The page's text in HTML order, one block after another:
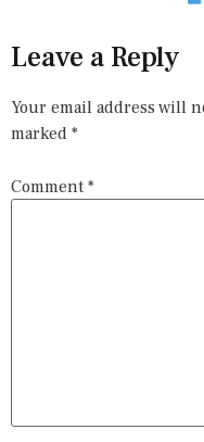
Leave a Reply
Your email address will
marked *
Comment *